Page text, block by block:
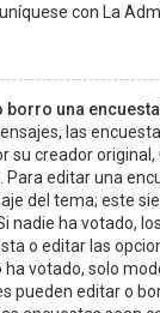
con La
borro una
las
su creador
Para editar una
del tema; este
nadie ha votado,
o editar las
votado, solo
pueden editar o